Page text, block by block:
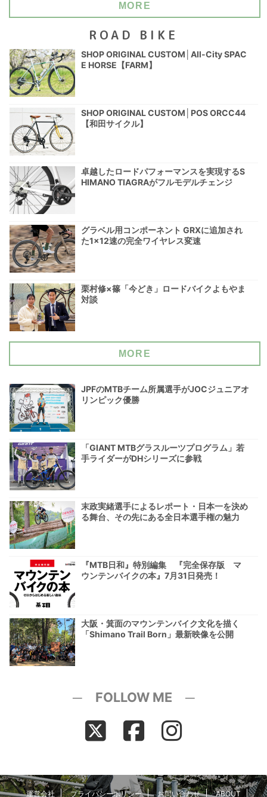
MORE
ROAD BIKE
SHOP ORIGINAL CUSTOM│All-City SPAC
E HORSE【FARM】
SHOP ORIGINAL CUSTOM│POS ORCC44
【和田サイクル】
卓越したロードパフォーマンスを実現するS
HIMANO TIAGRAがフルモデルチェンジ
グラベル用コンポーネント GRXに追加され
た1×12速の完全ワイヤレス変速
栗村修×篠「今どき」ロードバイクよもやま
対談
MORE
JPFのMTBチーム所属選手がJOCジュニアオ
リンピック優勝
「GIANT MTBグラスルーツプログラム」若
手ライダーがDHシリーズに参戦
末政実緒選手によるレポート・日本一を決め
る舞台、その先にある全日本選手権の魅力
『MTB日和』特別編集 『完全保存版 マ
ウンテンバイクの本』7月31日発売！
大阪・箕面のマウンテンバイク文化を描く
「Shimano Trail Born」最新映像を公開
─ FOLLOW ME ─
運営会社 プライバシーポリシー お問い合わせ ABOUT